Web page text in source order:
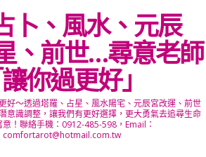
卜、風水、元辰
、前世…尋意老師
讓你過更好」
好～透過塔羅、占星、風水陽宅、元辰宮改運、前世
意識調整，讓我們有更好選擇，更大勇氣去追尋生命
意！聯絡手機：0912-485-598，Email：
comfortarot@hotmail.com.tw